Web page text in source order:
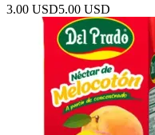
3.00 USD5.00 USD